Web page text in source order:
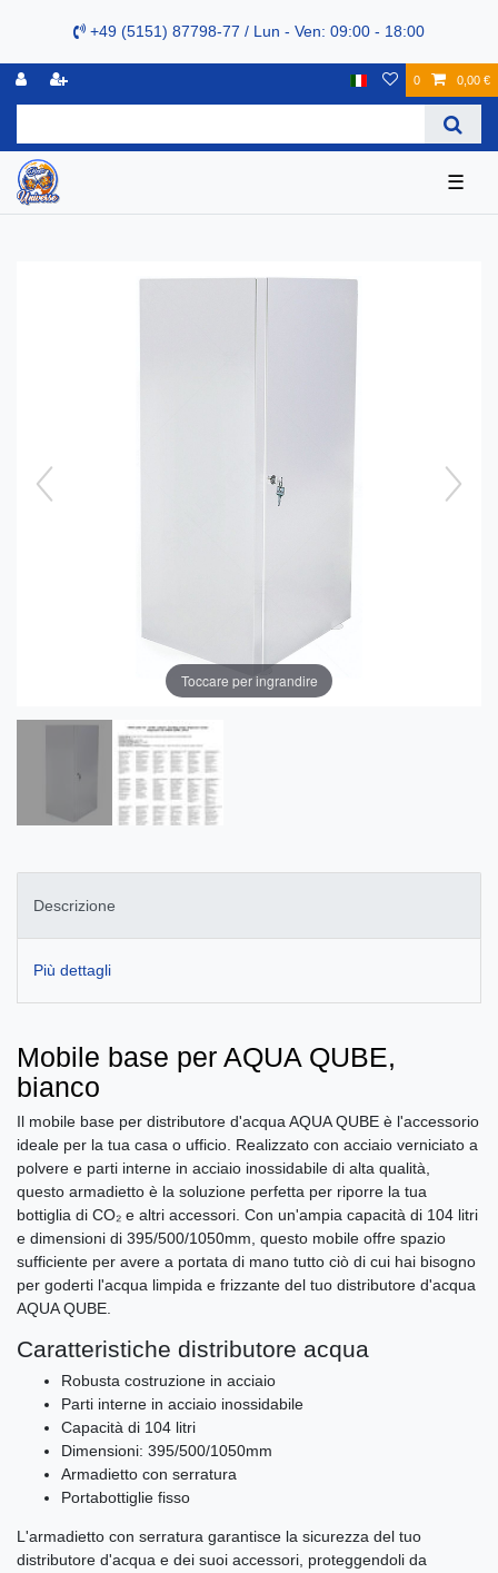
+49 (5151) 87798-77 / Lun - Ven: 09:00 - 18:00
0 0,00 €
☰
Toccare per ingrandire
Descrizione
Più dettagli
Mobile base per AQUA QUBE,
bianco
Il mobile base per distributore d'acqua AQUA QUBE è l'accessorio
ideale per la tua casa o ufficio. Realizzato con acciaio verniciato a
polvere e parti interne in acciaio inossidabile di alta qualità,
questo armadietto è la soluzione perfetta per riporre la tua
bottiglia di CO₂ e altri accessori. Con un'ampia capacità di 104 litri
e dimensioni di 395/500/1050mm, questo mobile offre spazio
sufficiente per avere a portata di mano tutto ciò di cui hai bisogno
per goderti l'acqua limpida e frizzante del tuo distributore d'acqua
AQUA QUBE.
Caratteristiche distributore acqua
Robusta costruzione in acciaio
Parti interne in acciaio inossidabile
Capacità di 104 litri
Dimensioni: 395/500/1050mm
Armadietto con serratura
Portabottiglie fisso
L'armadietto con serratura garantisce la sicurezza del tuo
distributore d'acqua e dei suoi accessori, proteggendoli da